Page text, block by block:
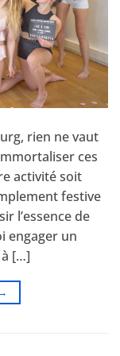
rien ne vaut
ces
activité soit
festive
l’essence de
engager un
à […]
→